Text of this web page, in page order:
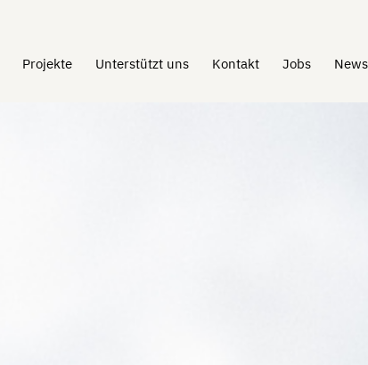
Projekte Unterstützt uns Kontakt Jobs